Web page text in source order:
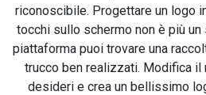
riconoscibile. Progettare un logo
tocchi sullo schermo non è più
piattaforma puoi trovare una
trucco ben realizzati. Modifica
desideri e crea un bellissimo